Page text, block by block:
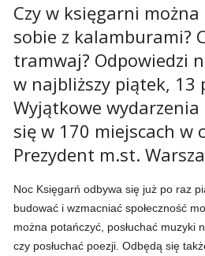
Czy w księgarni
sobie z kalamburami?
tramwaj? Odpowiedzi
w najbliższy piątek, 13
Wyjątkowe
się w 170 miejscach w
Prezydent m.st.
Noc Księgarń odbywa się już po raz
budować i wzmacniać społeczność
można potańczyć, posłuchać muzyki
czy posłuchać poezji. Odbędą się